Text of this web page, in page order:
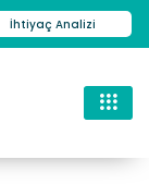
İhtiyaç Analizi